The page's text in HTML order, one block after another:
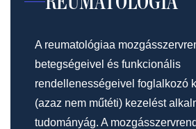
A reumatológiaa
betegségeivel és funkcionális
rendellenességeivel foglalkozó
(azaz nem műtéti) kezelést
tudományág. A